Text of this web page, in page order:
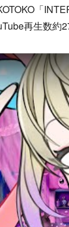
「
再生数約